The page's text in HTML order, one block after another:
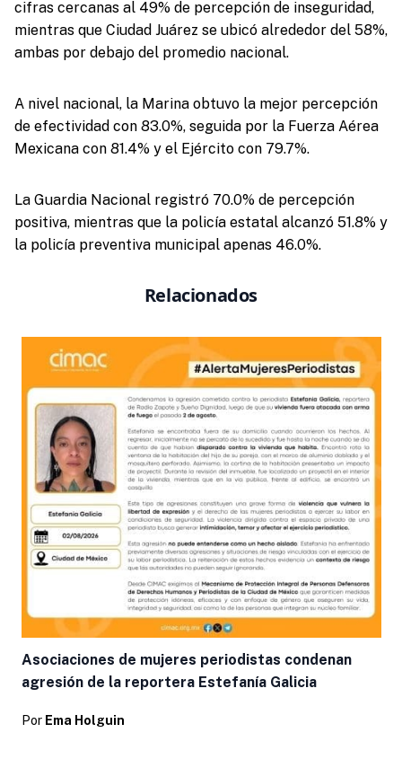
cifras cercanas al 49% de percepción de inseguridad,
mientras que Ciudad Juárez se ubicó alrededor del 58%,
ambas por debajo del promedio nacional.
A nivel nacional, la Marina obtuvo la mejor percepción
de efectividad con 83.0%, seguida por la Fuerza Aérea
Mexicana con 81.4% y el Ejército con 79.7%.
La Guardia Nacional registró 70.0% de percepción
positiva, mientras que la policía estatal alcanzó 51.8% y
la policía preventiva municipal apenas 46.0%.
Relacionados
Asociaciones de mujeres periodistas condenan
agresión de la reportera Estefanía Galicia
Por Ema Holguin